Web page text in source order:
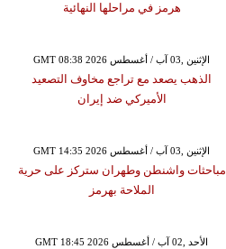
هرمز في مراحلها النهائية
GMT 08:38 2026 الإثنين ,03 آب / أغسطس
الذهب يصعد مع تراجع مخاوف التصعيد
الأميركي ضد إيران
GMT 14:35 2026 الإثنين ,03 آب / أغسطس
مباحثات واشنطن وطهران ستركز على حرية
الملاحة بهرمز
GMT 18:45 2026 الأحد ,02 آب / أغسطس